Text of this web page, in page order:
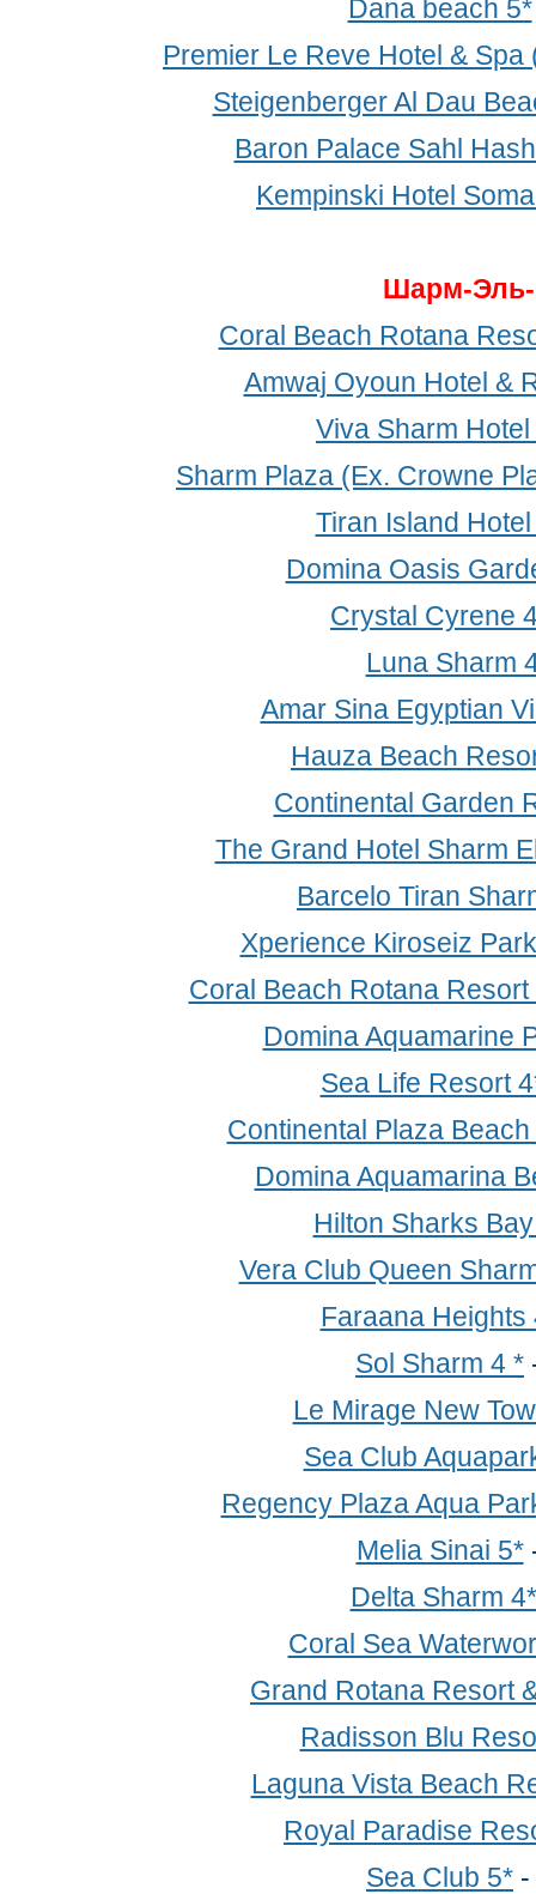
Dana beach 5*
Premier Le Reve Hotel & Spa
Steigenberger Al Dau
Baron Palace Sahl
Kempinski Hotel
Шарм-
Coral Beach Rotana
Amwaj Oyoun Hotel &
Viva Sharm Hotel
Sharm Plaza (Ex. Crowne
Tiran Island
Domina Oasis
Crystal Cyrene
Luna Sharm
Amar Sina Egyptian
Hauza Beach
Continental Garden
The Grand Hotel Sharm
Barcelo Tiran
Xperience Kiroseiz
Coral Beach Rotana
Domina Aquamarine
Sea Life Resort
Continental Plaza
Domina Aquamarina
Hilton Sharks
Vera Club Queen
Faraana Heights
Sol Sharm 4 *
Le Mirage New
Sea Club
Regency Plaza Aqua
Melia Sinai 5*
Delta Sharm 4*
Coral Sea
Grand Rotana Resort
Radisson Blu
Laguna Vista Beach
Royal Paradise
Sea Club 5* -